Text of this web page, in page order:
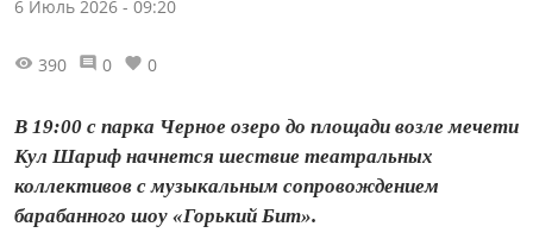
6 Июль 2026 - 09:20
390 0 0
В 19:00 с парка Черное озеро до площади возле мечети
Кул Шариф начнется шествие театральных
коллективов с музыкальным сопровождением
барабанного шоу «Горький Бит».